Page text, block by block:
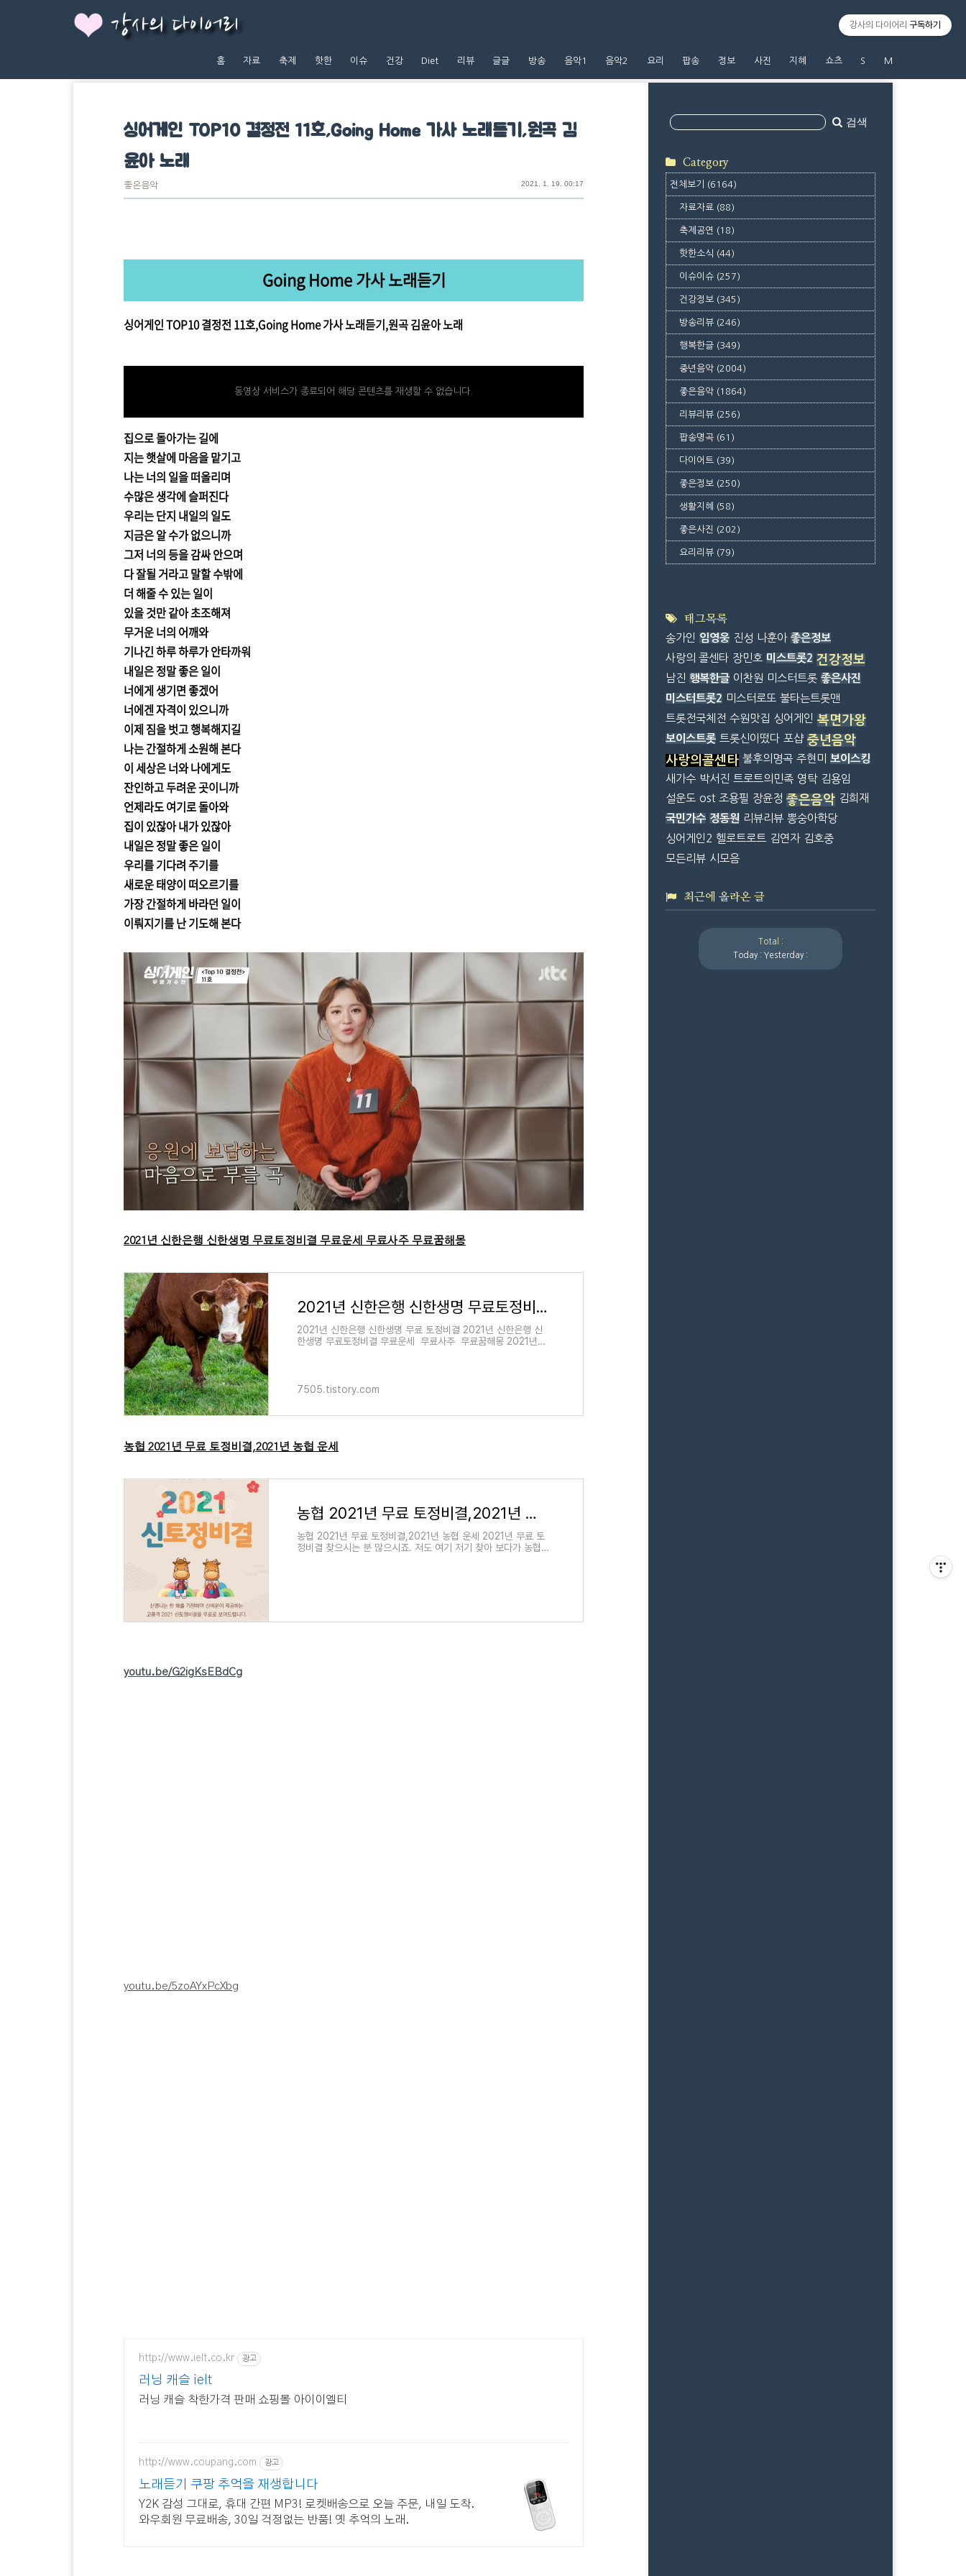
강사의 다이어리
홈 자료 축제 핫한 이슈 건강 Diet 리뷰 글글 방송 음악1 음악2 요리 팝송 정보 사진 지혜 쇼츠 S M
싱어게인 TOP10 결정전 11호,Going Home 가사 노래듣기,원곡 김
윤아 노래
좋은음악 2021. 1. 19. 00:17
Going Home 가사 노래듣기
싱어게인 TOP10 결정전 11호,Going Home 가사 노래듣기,원곡 김윤아 노래
동영상 서비스가 종료되어 해당 콘텐츠를 재생할 수 없습니다.
집으로 돌아가는 길에
지는 햇살에 마음을 맡기고
나는 너의 일을 떠올리며
수많은 생각에 슬퍼진다
우리는 단지 내일의 일도
지금은 알 수가 없으니까
그저 너의 등을 감싸 안으며
다 잘될 거라고 말할 수밖에
더 해줄 수 있는 일이
있을 것만 같아 초조해져
무거운 너의 어깨와
기나긴 하루 하루가 안타까워
내일은 정말 좋은 일이
너에게 생기면 좋겠어
너에겐 자격이 있으니까
이제 짐을 벗고 행복해지길
나는 간절하게 소원해 본다
이 세상은 너와 나에게도
잔인하고 두려운 곳이니까
언제라도 여기로 돌아와
집이 있잖아 내가 있잖아
내일은 정말 좋은 일이
우리를 기다려 주기를
새로운 태양이 떠오르기를
가장 간절하게 바라던 일이
이뤄지기를 난 기도해 본다
2021년 신한은행 신한생명 무료토정비결 무료운세 무료사주 무료꿈해몽
2021년 신한은행 신한생명 무료토정비결 무료운세 무료사주 무료꿈해몽
2021년 신한은행 신한생명 무료 토정비결 2021년 신한은행 신
한생명 무료토정비결 무료운세 무료사주 무료꿈해몽 2021년이
7505.tistory.com
농협 2021년 무료 토정비결,2021년 농협 운세
농협 2021년 무료 토정비결,2021년 농협 운세
농협 2021년 무료 토정비결,2021년 농협 운세 2021년 무료 토
정비결 찾으시는 분 많으시죠. 저도 여기 저기 찾아 보다가 농협이
youtu.be/G2igKsEBdCg
youtu.be/5zoAYxPcXbg
http://www.ielt.co.kr 광고
러닝 캐슬 ielt
러닝 캐슬 착한가격 판매 쇼핑몰 아이이엘티
http://www.coupang.com 광고
노래듣기 쿠팡 추억을 재생합니다
Y2K 감성 그대로, 휴대 간편 MP3! 로켓배송으로 오늘 주문, 내일 도착.
와우회원 무료배송, 30일 걱정없는 반품! 옛 추억의 노래.
검색
Category
전체보기 (6164)
자료자료 (88)
축제공연 (18)
핫한소식 (44)
이슈이슈 (257)
건강정보 (345)
방송리뷰 (246)
행복한글 (349)
중년음악 (2004)
좋은음악 (1864)
리뷰리뷰 (256)
팝송명곡 (61)
다이어트 (39)
좋은정보 (250)
생활지혜 (58)
좋은사진 (202)
요리리뷰 (79)
태그목록
송가인 임영웅 진성 나훈아 좋은정보
사랑의 콜센타 장민호 미스트롯2 건강정보
남진 행복한글 이찬원 미스터트롯 좋은사진
미스터트롯2 미스터로또 불타는트롯맨
트롯전국체전 수원맛집 싱어게인 복면가왕
보이스트롯 트롯신이떴다 포샵 중년음악
사랑의콜센타 불후의명곡 주현미
보이스킹
새가수 박서진 트로트의민족 영탁 김용임
설운도 ost 조용필 장윤정 좋은음악 김희재
국민가수 정동원 리뷰리뷰 뽕숭아학당
싱어게인2 헬로트로트 김연자 김호중
모든리뷰 시모음
최근에 올라온 글
Total :
Today : Yesterday :
강사의 다이어리 구독하기